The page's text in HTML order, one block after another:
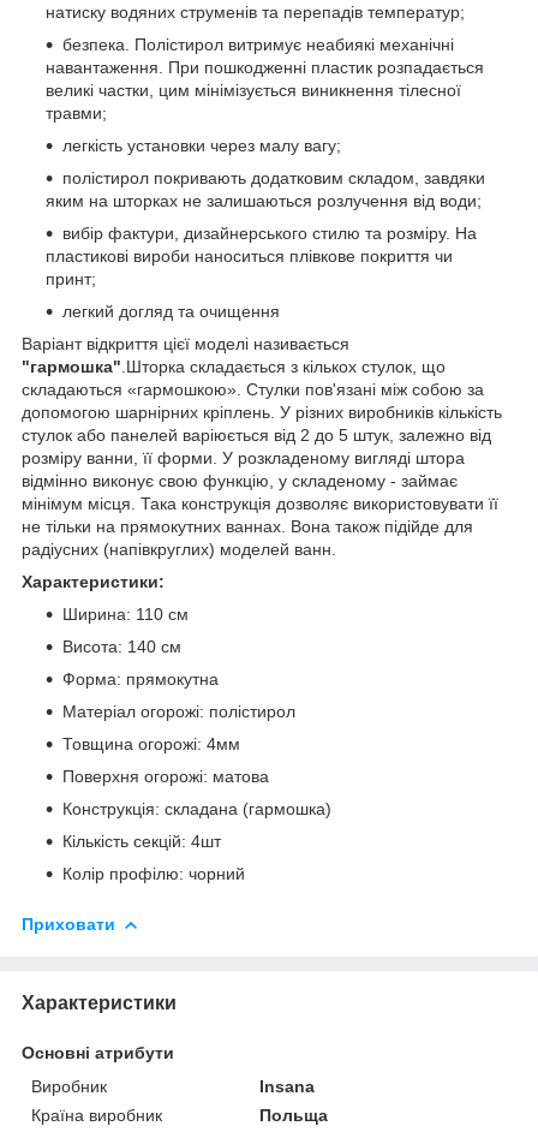
натиску водяних струменів та перепадів температур;
безпека. Полістирол витримує неабиякі механічні
навантаження. При пошкодженні пластик розпадається
великі частки, цим мінімізується виникнення тілесної
травми;
легкість установки через малу вагу;
полістирол покривають додатковим складом, завдяки
яким на шторках не залишаються розлучення від води;
вибір фактури, дизайнерського стилю та розміру. На
пластикові вироби наноситься плівкове покриття чи
принт;
легкий догляд та очищення
Варіант відкриття цієї моделі називається
"гармошка" .Шторка складається з кількох стулок, що
складаються «гармошкою». Стулки пов'язані між собою за
допомогою шарнірних кріплень. У різних виробників кількість
стулок або панелей варіюється від 2 до 5 штук, залежно від
розміру ванни, її форми. У розкладеному вигляді штора
відмінно виконує свою функцію, у складеному - займає
мінімум місця. Така конструкція дозволяє використовувати її
не тільки на прямокутних ваннах. Вона також підійде для
радіусних (напівкруглих) моделей ванн.
Характеристики:
Ширина: 110 см
Висота: 140 см
Форма: прямокутна
Матеріал огорожі: полістирол
Товщина огорожі: 4мм
Поверхня огорожі: матова
Конструкція: складана (гармошка)
Кількість секцій: 4шт
Колір профілю: чорний
Приховати
Характеристики
Основні атрибути
Виробник
Insana
Країна виробник
Польща